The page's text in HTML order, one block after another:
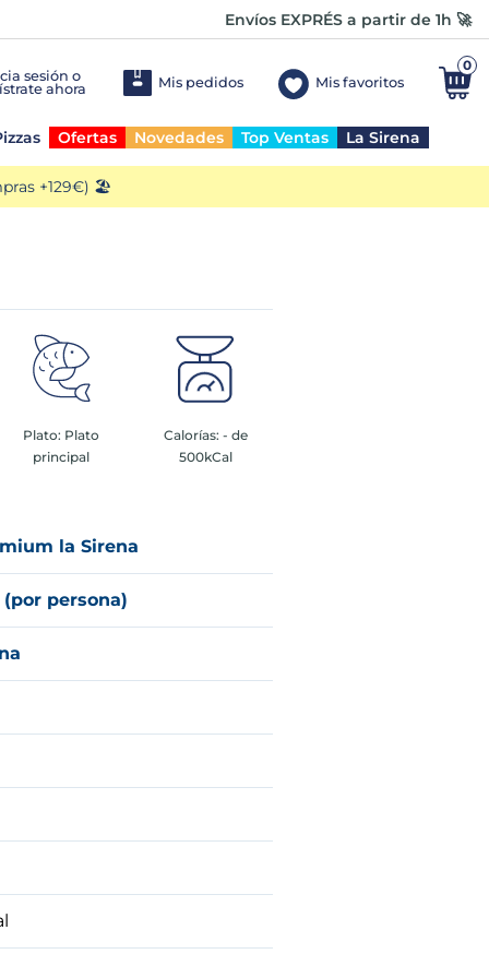
Envíos EXPRÉS a partir de 1h 🚀
Mis pedidos Mis favoritos
0
Ofertas Novedades Top Ventas La Sirena
+129€) 🏖️
Plato: Plato
principal
Calorías: - de
500kCal
la Sirena
persona)